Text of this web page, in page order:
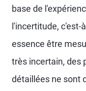
base de
l'incertitude, c'est-
essence être
très incertain, des
détaillées ne sont